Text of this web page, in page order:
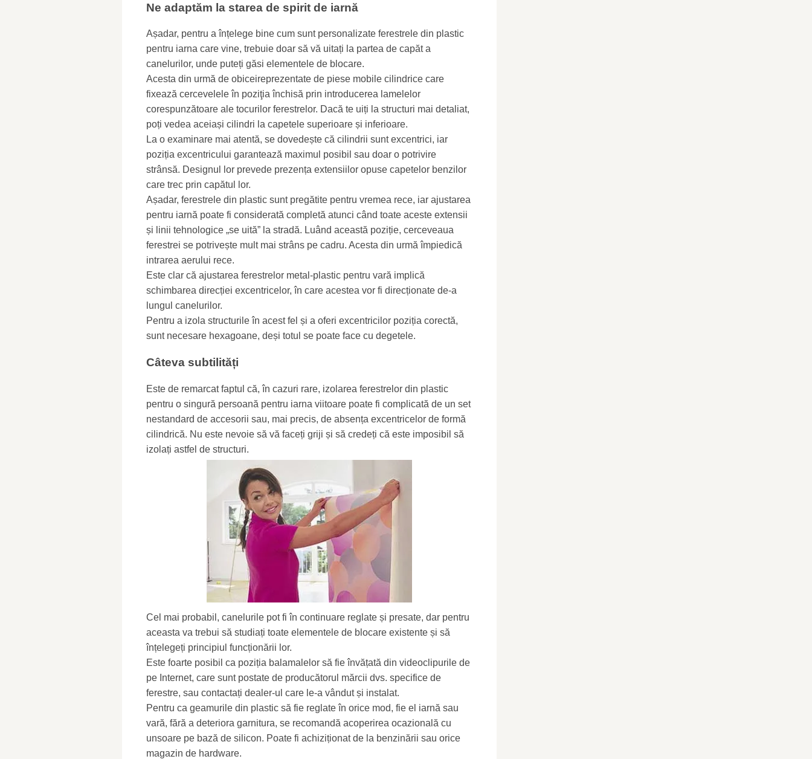
Ne adaptăm la starea de spirit de iarnă
Așadar, pentru a înțelege bine cum sunt personalizate ferestrele din plastic
pentru iarna care vine, trebuie doar să vă uitați la partea de capăt a
canelurilor, unde puteți găsi elementele de blocare.
Acesta din urmă de obiceireprezentate de piese mobile cilindrice care
fixează cercevelele în poziţia închisă prin introducerea lamelelor
corespunzătoare ale tocurilor ferestrelor. Dacă te uiți la structuri mai detaliat,
poți vedea aceiași cilindri la capetele superioare și inferioare.
La o examinare mai atentă, se dovedește că cilindrii sunt excentrici, iar
poziția excentricului garantează maximul posibil sau doar o potrivire
strânsă. Designul lor prevede prezența extensiilor opuse capetelor benzilor
care trec prin capătul lor.
Așadar, ferestrele din plastic sunt pregătite pentru vremea rece, iar ajustarea
pentru iarnă poate fi considerată completă atunci când toate aceste extensii
și linii tehnologice „se uită” la stradă. Luând această poziție, cerceveaua
ferestrei se potrivește mult mai strâns pe cadru. Acesta din urmă împiedică
intrarea aerului rece.
Este clar că ajustarea ferestrelor metal-plastic pentru vară implică
schimbarea direcției excentricelor, în care acestea vor fi direcționate de-a
lungul canelurilor.
Pentru a izola structurile în acest fel și a oferi excentricilor poziția corectă,
sunt necesare hexagoane, deși totul se poate face cu degetele.
Câteva subtilități
Este de remarcat faptul că, în cazuri rare, izolarea ferestrelor din plastic
pentru o singură persoană pentru iarna viitoare poate fi complicată de un set
nestandard de accesorii sau, mai precis, de absența excentricelor de formă
cilindrică. Nu este nevoie să vă faceți griji și să credeți că este imposibil să
izolați astfel de structuri.
Cel mai probabil, canelurile pot fi în continuare reglate și presate, dar pentru
aceasta va trebui să studiați toate elementele de blocare existente și să
înțelegeți principiul funcționării lor.
Este foarte posibil ca poziția balamalelor să fie învățată din videoclipurile de
pe Internet, care sunt postate de producătorul mărcii dvs. specifice de
ferestre, sau contactați dealer-ul care le-a vândut și instalat.
Pentru ca geamurile din plastic să fie reglate în orice mod, fie el iarnă sau
vară, fără a deteriora garnitura, se recomandă acoperirea ocazională cu
unsoare pe bază de silicon. Poate fi achiziționat de la benzinării sau orice
magazin de hardware.